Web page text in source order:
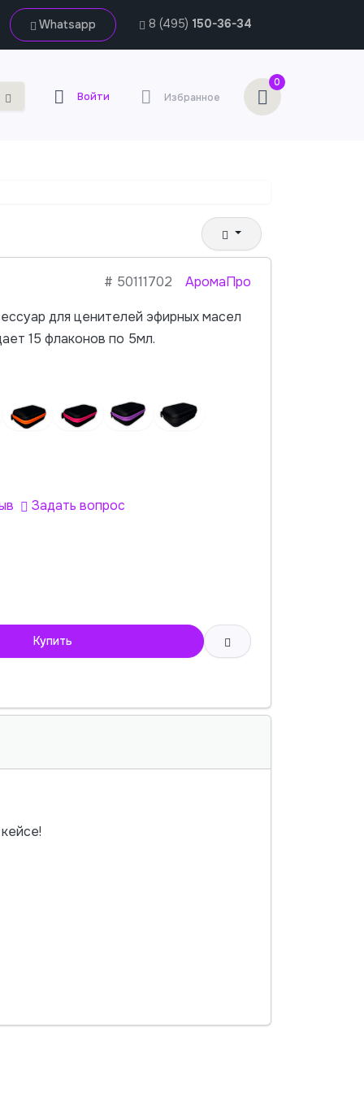
Whatsapp 8 (495) 150-36-34
Войти Избранное
0
# 50111702 АромаПро
для ценителей эфирных масел
15 флаконов по 5мл.
Задать вопрос
Купить